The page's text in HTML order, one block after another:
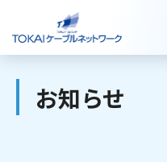
ご検討中の
お知らせ